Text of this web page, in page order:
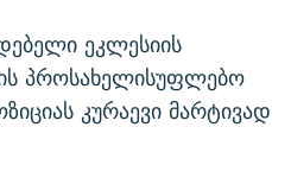
ეკლესიის
პროსახელისუფლებო
კურაევი მარტივად